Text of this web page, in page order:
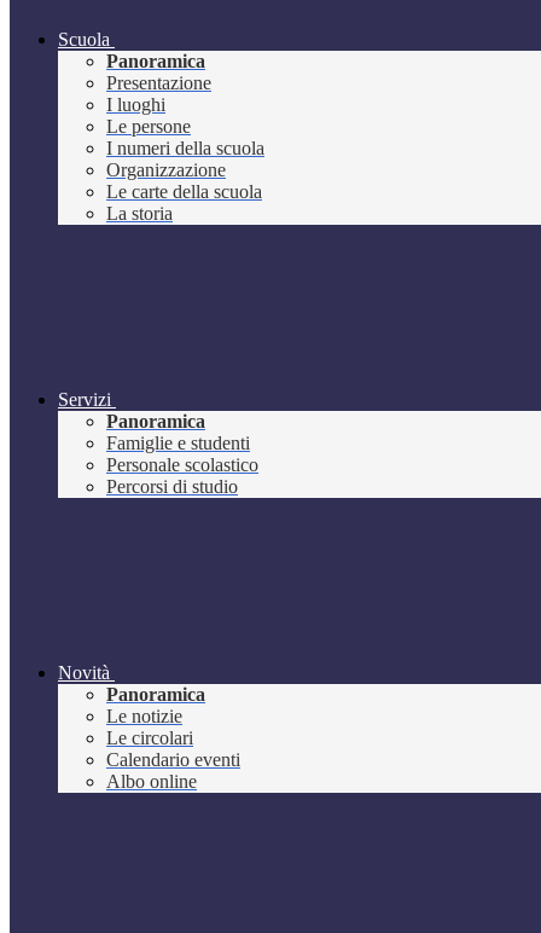
Scuola
Panoramica
Presentazione
I luoghi
Le persone
I numeri della scuola
Organizzazione
Le carte della scuola
La storia
Servizi
Panoramica
Famiglie e studenti
Personale scolastico
Percorsi di studio
Novità
Panoramica
Le notizie
Le circolari
Calendario eventi
Albo online